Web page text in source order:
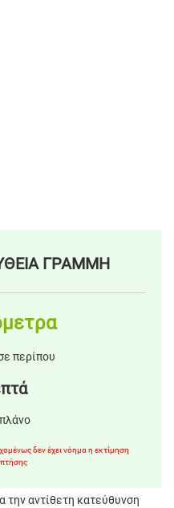
ΓΡΑΜΜΗ
περίπου
δεν έχει νόημα η εκτίμηση
πτήσης
την αντίθετη κατεύθυνση